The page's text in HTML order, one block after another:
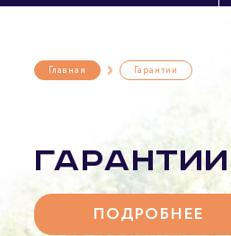
Главная Гарантии
ГАРАНТИИ
ПОДРОБНЕЕ